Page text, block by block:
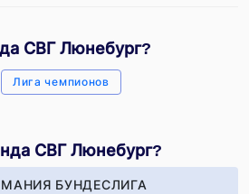
СВГ Люнебург?
Лига чемпионов
СВГ Люнебург?
БУНДЕСЛИГА